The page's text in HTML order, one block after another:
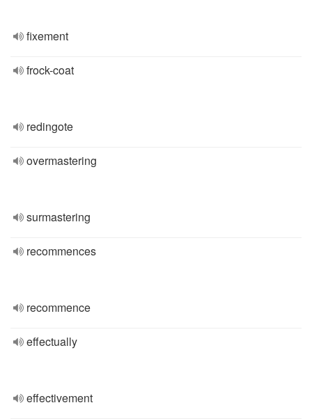
fixement
frock-coat
redingote
overmastering
surmastering
recommences
recommence
effectually
effectivement